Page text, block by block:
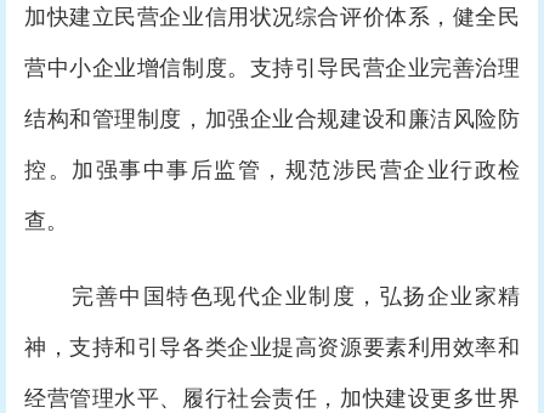
加快建立民营企业信用状况综合评价体系，健全民
营中小企业增信制度。支持引导民营企业完善治理
结构和管理制度，加强企业合规建设和廉洁风险防
控。加强事中事后监管，规范涉民营企业行政检
查。
完善中国特色现代企业制度，弘扬企业家精
神，支持和引导各类企业提高资源要素利用效率和
经营管理水平、履行社会责任，加快建设更多世界